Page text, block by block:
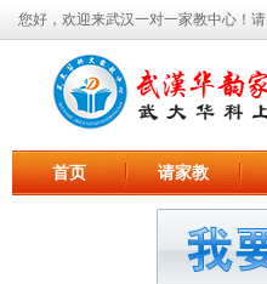
您好，欢迎来武汉一对一家教中心！请
首页 请家教